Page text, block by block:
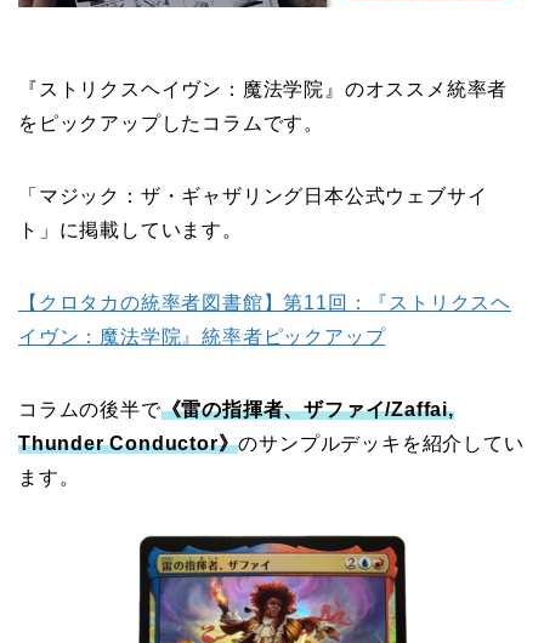
『ストリクスヘイヴン：魔法学院』のオススメ統率者
をピックアップしたコラムです。
「マジック：ザ・ギャザリング日本公式ウェブサイ
ト」に掲載しています。
【クロタカの統率者図書館】第11回：『ストリクスヘ
イヴン：魔法学院』統率者ピックアップ
コラムの後半で《雷の指揮者、ザファイ/Zaffai,
Thunder Conductor》のサンプルデッキを紹介してい
ます。